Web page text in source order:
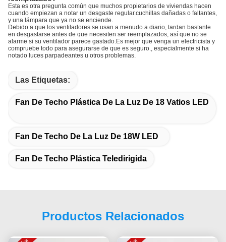
Esta es otra pregunta común que muchos propietarios de viviendas hacen
cuando empiezan a notar un desgaste regular.cuchillas dañadas o faltantes,
y una lámpara que ya no se enciende.
Debido a que los ventiladores se usan a menudo a diario, tardan bastante
en desgastarse antes de que necesiten ser reemplazados, así que no se
alarme si su ventilador parece gastado.Es mejor que venga un electricista y
compruebe todo para asegurarse de que es seguro., especialmente si ha
notado luces parpadeantes u otros problemas.
Las Etiquetas:
Fan De Techo Plástica De La Luz De 18 Vatios LED
Fan De Techo De La Luz De 18W LED
Fan De Techo Plástica Teledirigida
Productos Relacionados